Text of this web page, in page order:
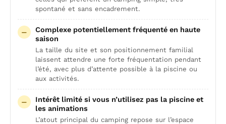
spontané et sans encadrement.
Complexe potentiellement fréquenté en haute
saison
La taille du site et son positionnement familial
laissent attendre une forte fréquentation pendant
l’été, avec plus d’attente possible à la piscine ou
aux activités.
Intérêt limité si vous n’utilisez pas la piscine et
les animations
L’atout principal du camping repose sur l’espace